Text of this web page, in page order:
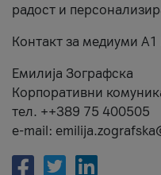
радост и
Контакт за медиуми А1
Емилија Зографска
Корпоративни
тел. ++389 75 400505
e-mail: